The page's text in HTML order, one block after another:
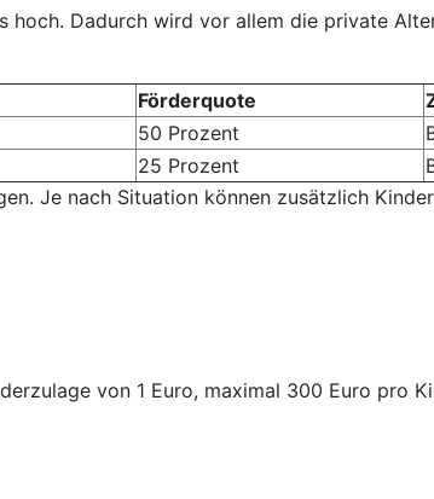
Dadurch wird vor allem die private
Förderquote
50 Prozent
25 Prozent
Je nach Situation können zusätzlich
von 1 Euro, maximal 300 Euro pro